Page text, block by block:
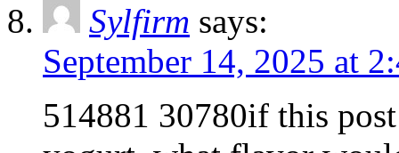
Sylfirm says:
September 14, 2025 at
514881 30780if this